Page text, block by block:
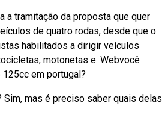
a tramitação da proposta que quer
de quatro rodas, desde que o
habilitados a dirigir veículos
motonetas e. Webvocê
em portugal?
mas é preciso saber quais delas